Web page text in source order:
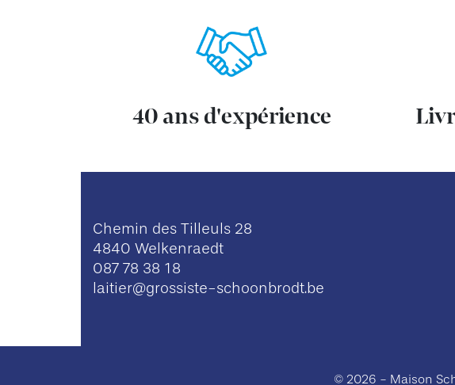
40 ans d'expérience
Chemin des Tilleuls 28
4840 Welkenraedt
087 78 38 18
laitier@grossiste-schoonbrodt.be
© 2026 - Maison